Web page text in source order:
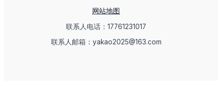
网站地图
联系人电话：17761231017
联系人邮箱：yakao2025@163.com